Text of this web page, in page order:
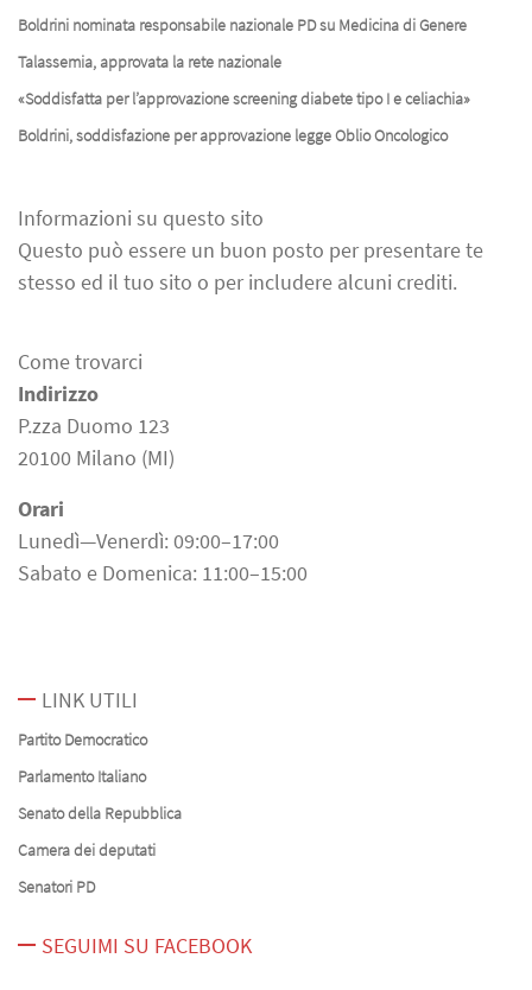
Boldrini nominata responsabile nazionale PD su Medicina di Genere
Talassemia, approvata la rete nazionale
«Soddisfatta per l’approvazione screening diabete tipo I e celiachia»
Boldrini, soddisfazione per approvazione legge Oblio Oncologico
Informazioni su questo sito
Questo può essere un buon posto per presentare te
stesso ed il tuo sito o per includere alcuni crediti.
Come trovarci
Indirizzo
P.zza Duomo 123
20100 Milano (MI)
Orari
Lunedì—Venerdì: 09:00–17:00
Sabato e Domenica: 11:00–15:00
LINK UTILI
Partito Democratico
Parlamento Italiano
Senato della Repubblica
Camera dei deputati
Senatori PD
SEGUIMI SU FACEBOOK